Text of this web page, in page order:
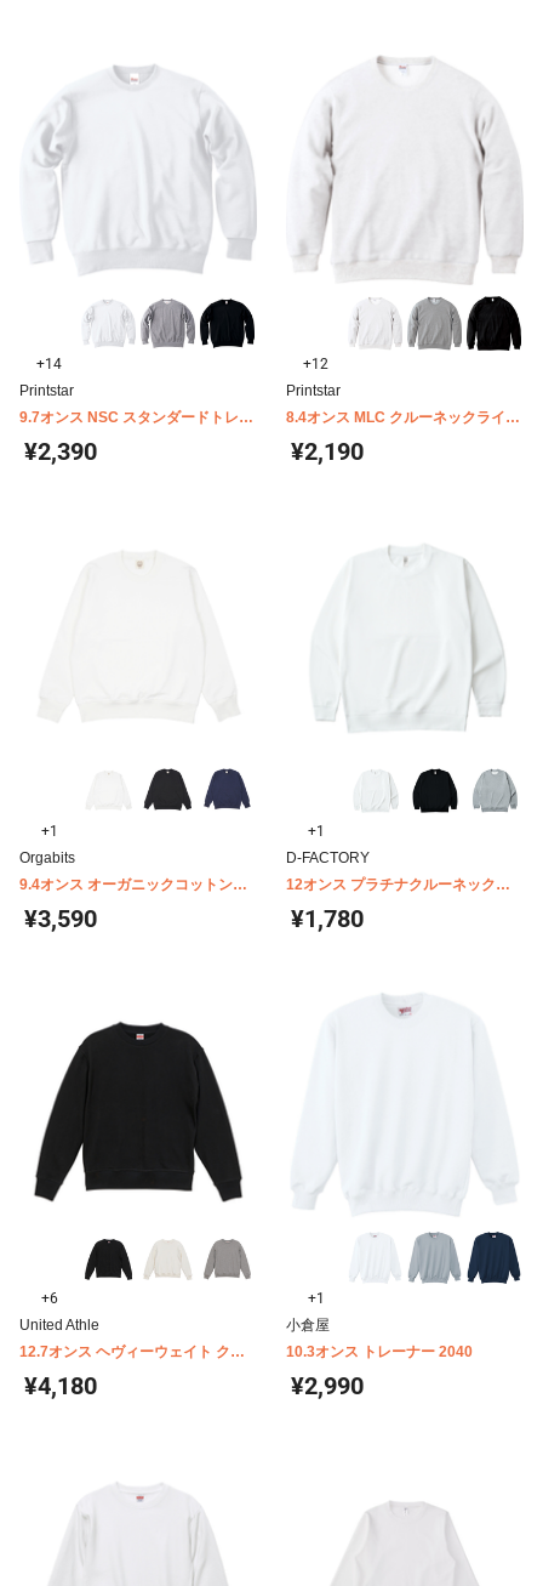
+14
Printstar
9.7オンス NSC スタンダードトレー
ナー 00183-NSC
¥2,390
+12
Printstar
8.4オンス MLC クルーネックライト
トレーナー 00219-MLC
¥2,190
+1
Orgabits
9.4オンス オーガニックコットンス
ウェット OGS-915
¥3,590
+1
D-FACTORY
12オンス プラチナクルーネックス
ウェット D-FACTORY DF1406
¥1,780
+6
United Athle
12.7オンス ヘヴィーウェイト クル
ーネック スウェット(裏パイル)
5769-01
¥4,180
+1
小倉屋
10.3オンス トレーナー 2040
¥2,990